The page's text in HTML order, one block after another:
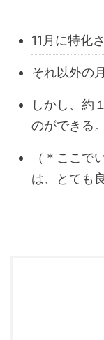
11月に特化
それ以外の
しかし、約
のができる。
（＊ここで
は、とても